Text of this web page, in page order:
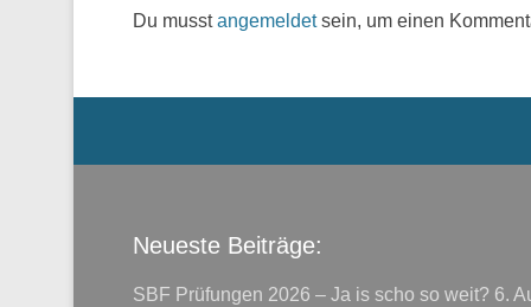
Du musstangemeldetsein, um einen
Neueste Beiträge:
SBF Prüfungen 2026 – Ja is scho so weit? 6.